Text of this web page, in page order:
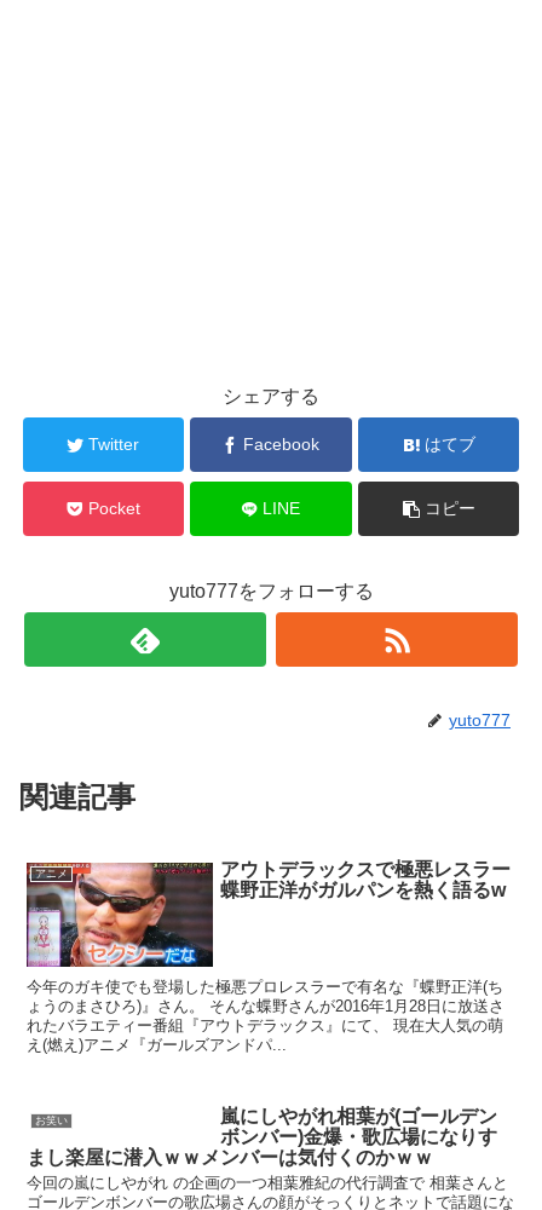
シェアする
Twitter Facebook はてブ
Pocket LINE コピー
yuto777をフォローする
yuto777
関連記事
アニメ
アウトデラックスで極悪レスラー
蝶野正洋がガルパンを熱く語るw
今年のガキ使でも登場した極悪プロレスラーで有名な『蝶野正洋(ち
ょうのまさひろ)』さん。 そんな蝶野さんが2016年1月28日に放送さ
れたバラエティー番組『アウトデラックス』にて、 現在大人気の萌
え(燃え)アニメ『ガールズアンドパ...
お笑い
嵐にしやがれ相葉が(ゴールデン
ボンバー)金爆・歌広場になりす
まし楽屋に潜入ｗｗメンバーは気付くのかｗｗ
今回の嵐にしやがれ の企画の一つ相葉雅紀の代行調査で 相葉さんと
ゴールデンボンバーの歌広場さんの顔がそっくりとネットで話題にな